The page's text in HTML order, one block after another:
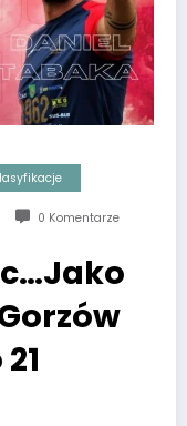
0 Komentarze